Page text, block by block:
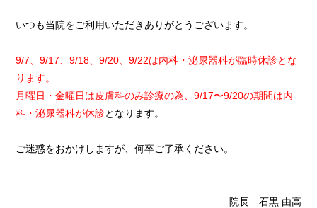
いつも当院をご利用いただきありがとうございます。
9/7、9/17、9/18、9/20、9/22は内科・泌尿器科が臨時休診とな
ります。
月曜日・金曜日は皮膚科のみ診療の為、9/17〜9/20の期間は内
科・泌尿器科が休診となります。
ご迷惑をおかけしますが、何卒ご了承ください。
院長 石黒 由高